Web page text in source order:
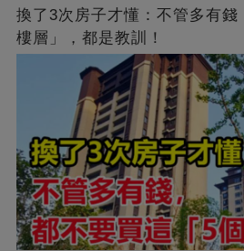
換了3次房子才懂：不管多有錢
樓層」，都是教訓！